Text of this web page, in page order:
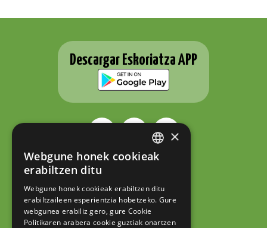
Descargar Eskoriatza APP
ESKORIATZAKO UDALA
Fernando Eskoriatza plaza 1
Tel.: 943 71 44 07
hazi@eskoriatza.eus
Contacto
BASQUE
×
Webgune honek cookieak
erabiltzen ditu
Webgune honek cookieak erabiltzen ditu
erabiltzaileen esperientzia hobetzeko. Gure
webgunea erabiliz gero, gure Cookie
Politikaren arabera cookie guztiak onartzen